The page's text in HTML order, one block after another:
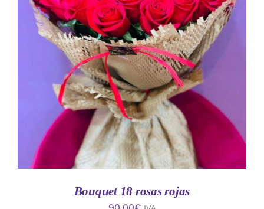
AÑADIR AL CARRITO
/
DETALLES
Bouquet 18 rosas rojas